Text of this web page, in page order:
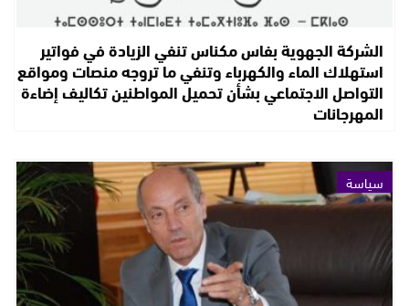
الشركة الجهوية بفاس مكناس تنفي الزيادة في فواتير
استهلاك الماء والكهرباء وتنفي ما تروجه منصات ومواقع
التواصل الاجتماعي بشأن تحميل المواطنين تكاليف إضاءة
المهرجانات
سياسة